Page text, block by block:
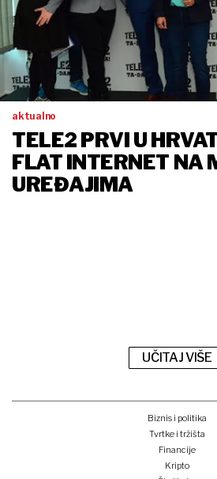
aktualno
TELE2 PRVI U
FLAT INTERNET NA
UREĐAJIMA
UČITAJ VIŠE
Biznis i politika
Tvrtke i tržišta
Financije
Kripto